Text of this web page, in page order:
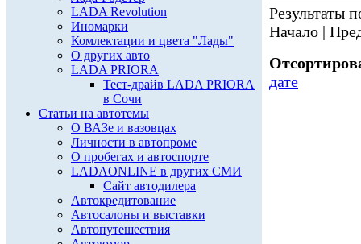
LADA Revolution
Иномарки
Комлектации и цвета "Лады"
О других авто
LADA PRIORA
Тест-драйв LADA PRIORA
в Сочи
Статьи на автотемы
О ВАЗе и вазовцах
Личности в автопроме
О пробегах и автоспорте
LADAONLINE в других СМИ
Сайт автодилера
Автокредитование
Автосалоны и выставки
Автопутешествия
Результаты
Начало |
дате